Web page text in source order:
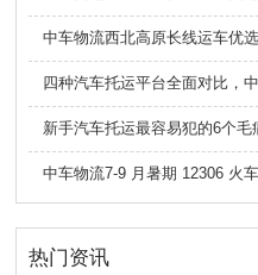
中车物流西北高原长线运车优
四种汽车托运平台全面对比，
新手汽车托运最容易犯的6个
热门资讯